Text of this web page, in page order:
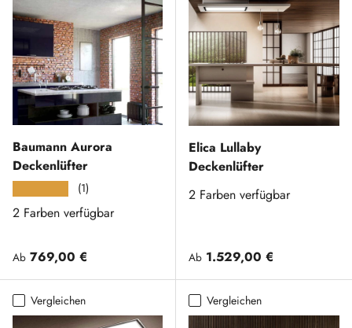
Baumann Aurora
Deckenlüfter
(1)
2 Farben verfügbar
Normaler Preis
Ab 769,00 €
Elica Lullaby
Deckenlüfter
2 Farben verfügbar
Normaler Preis
Ab 1.529,00 €
Vergleichen Vergleichen